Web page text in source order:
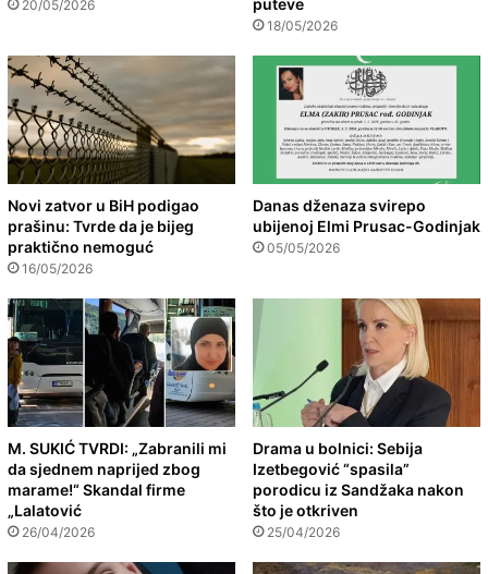
20/05/2026
18/05/2026
Novi zatvor u BiH podigao
prašinu: Tvrde da je bijeg
praktično nemoguć
16/05/2026
Danas dženaza svirepo
ubijenoj Elmi Prusac-Godinjak
05/05/2026
M. SUKIĆ TVRDI: „Zabranili mi
da sjednem naprijed zbog
marame!“ Skandal firme
„Lalatović
26/04/2026
Drama u bolnici: Sebija
Izetbegović “spasila”
porodicu iz Sandžaka nakon
što je otkriven
25/04/2026